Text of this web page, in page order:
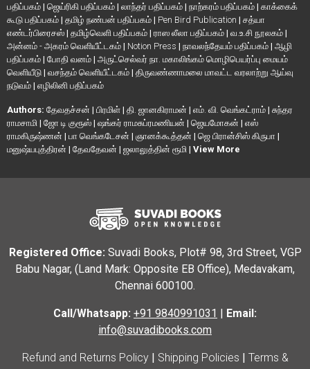
பதிப்பகம் | ஜெய்ரிகி பதிப்பகம் | லாந்தர் பதிப்பகம் | நாற்கரம் பதிப்பகம் | காக்கைக்
கூடு பதிப்பகம் | தமிழ் நண்பன் பதிப்பகம் | Pen Bird Publication | சத்யா
எண்டர்பிரைசஸ் | தமிழ்வெளி பதிப்பகம் | ராஸ லீலா பதிப்பகம் | வ.உ.சி நூலகம் |
அன்னம் - அகரம் வெளியீட்டகம் | Notion Press | நாவலந்தேயம் பதிப்பகம் | ஆழி
பதிப்பகம் | போதி வனம் | அருட்செல்வர் நா. மகாலிங்கம் மொழிபெயர்ப்பு மையம்
வெளியீடு | வசந்தம் வெளியீட்டகம் | திருவண்ணாமலை மாவட்ட வரலாற்று ஆய்வு
நடுவம் | எழிலினி பதிப்பகம்
Authors: தேவதச்சன் | பிரமிள் | தி. ஜானகிராமன் | எம். வி. வெங்கட்ராம் | சுந்தர
ராமசாமி | ஜோ டி குரூஸ் | ஷங்கர் ராமசுப்ரமணியன் | ஜெயமோகன் | எஸ்
ராமகிருஷ்ணன் | பா வெங்கடேசன் | ஞானக்கூத்தன் | ஜெ பிரான்சிஸ் கிருபா |
மனுஷ்யபுத்திரன் | தேவதேவன் | ஜலாலுத்தின் ரூமி | View More
Registered Office: Suvadi Books, Plot# 98, 3rd Street, VGP
Babu Nagar, (Land Mark: Opposite EB Office), Medavakam,
Chennai 600100.
Call/Whatsapp: +91 9840991031 | Email:
info@suvadibooks.com
Refund and Returns Policy| Shipping Policies | Terms &